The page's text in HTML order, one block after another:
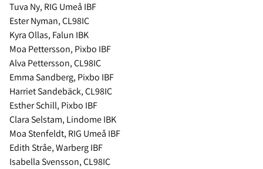
Tuva Ny, RIG Umeå IBF
Ester Nyman, CL98IC
Kyra Ollas, Falun IBK
Moa Pettersson, Pixbo IBF
Alva Pettersson, CL98IC
Emma Sandberg, Pixbo IBF
Harriet Sandebäck, CL98IC
Esther Schill, Pixbo IBF
Clara Selstam, Lindome IBK
Moa Stenfeldt, RIG Umeå IBF
Edith Stråe, Warberg IBF
Isabella Svensson, CL98IC